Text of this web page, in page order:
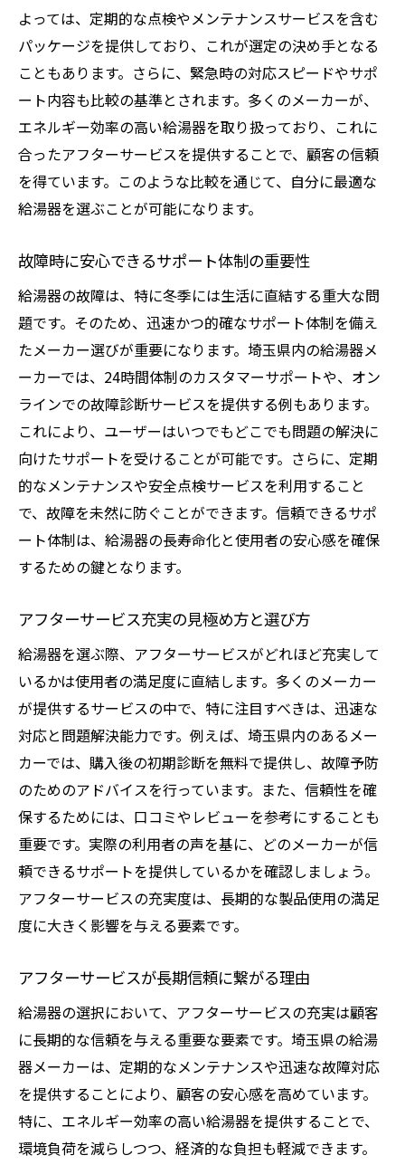
よっては、定期的な点検やメンテナンスサービスを含む
パッケージを提供しており、これが選定の決め手となる
こともあります。さらに、緊急時の対応スピードやサポ
ート内容も比較の基準とされます。多くのメーカーが、
エネルギー効率の高い給湯器を取り扱っており、これに
合ったアフターサービスを提供することで、顧客の信頼
を得ています。このような比較を通じて、自分に最適な
給湯器を選ぶことが可能になります。
故障時に安心できるサポート体制の重要性
給湯器の故障は、特に冬季には生活に直結する重大な問
題です。そのため、迅速かつ的確なサポート体制を備え
たメーカー選びが重要になります。埼玉県内の給湯器メ
ーカーでは、24時間体制のカスタマーサポートや、オン
ラインでの故障診断サービスを提供する例もあります。
これにより、ユーザーはいつでもどこでも問題の解決に
向けたサポートを受けることが可能です。さらに、定期
的なメンテナンスや安全点検サービスを利用すること
で、故障を未然に防ぐことができます。信頼できるサポ
ート体制は、給湯器の長寿命化と使用者の安心感を確保
するための鍵となります。
アフターサービス充実の見極め方と選び方
給湯器を選ぶ際、アフターサービスがどれほど充実して
いるかは使用者の満足度に直結します。多くのメーカー
が提供するサービスの中で、特に注目すべきは、迅速な
対応と問題解決能力です。例えば、埼玉県内のあるメー
カーでは、購入後の初期診断を無料で提供し、故障予防
のためのアドバイスを行っています。また、信頼性を確
保するためには、口コミやレビューを参考にすることも
重要です。実際の利用者の声を基に、どのメーカーが信
頼できるサポートを提供しているかを確認しましょう。
アフターサービスの充実度は、長期的な製品使用の満足
度に大きく影響を与える要素です。
アフターサービスが長期信頼に繋がる理由
給湯器の選択において、アフターサービスの充実は顧客
に長期的な信頼を与える重要な要素です。埼玉県の給湯
器メーカーは、定期的なメンテナンスや迅速な故障対応
を提供することにより、顧客の安心感を高めています。
特に、エネルギー効率の高い給湯器を提供することで、
環境負荷を減らしつつ、経済的な負担も軽減できます。